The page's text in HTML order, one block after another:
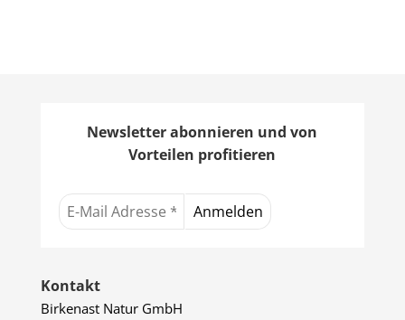
Newsletter abonnieren und von
Vorteilen profitieren
Kontakt
Birkenast Natur GmbH